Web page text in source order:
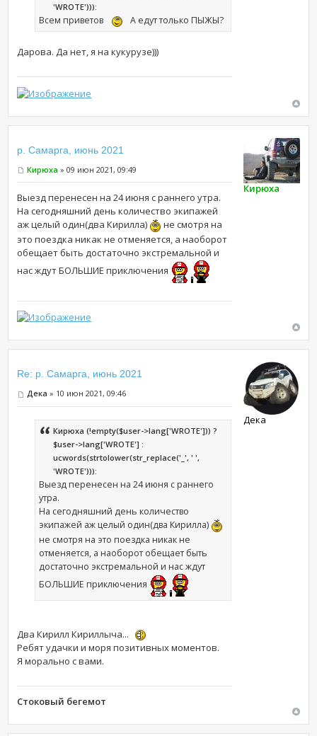
'WROTE'))):
Всем приветов А едут только ПЫЖЫ?
Дарова. Да нет, я на кукурузе)))
р. Самарга, июнь 2021
Кирюха » 09 июн 2021, 09:49
Выезд перенесен на 24 июня с раннего утра.
На сегодняшний день количество экипажей
аж целый один(два Кирилла)
не смотря на
это поездка никак не отменяется, а наоборот
обещает быть достаточно экстремальной и
нас ждут БОЛЬШИЕ приключения
Кирюха
Re: р. Самарга, июнь 2021
Дека » 10 июн 2021, 09:46
Кирюха (!empty($user->lang['WROTE'])) ?
$user->lang['WROTE'] :
ucwords(strtolower(str_replace('_', ' ',
'WROTE'))):
Выезд перенесен на 24 июня с раннего
утра.
На сегодняшний день количество
экипажей аж целый один(два Кирилла)
не смотря на это поездка никак не
отменяется, а наоборот обещает быть
достаточно экстремальной и нас ждут
БОЛЬШИЕ приключения
Два Кирилл Кириллыча...
Ребят удачки и моря позитивных моментов.
Я морально с вами.
Стоковый бегемот
Дека